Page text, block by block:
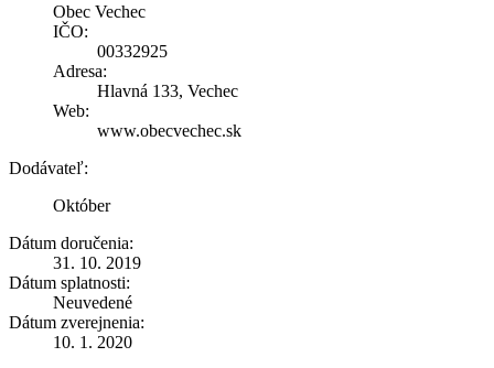
Obec Vechec
IČO:
00332925
Adresa:
Hlavná 133, Vechec
Web:
www.obecvechec.sk
Dodávateľ:
Október
Dátum doručenia:
31. 10. 2019
Dátum splatnosti:
Neuvedené
Dátum zverejnenia:
10. 1. 2020